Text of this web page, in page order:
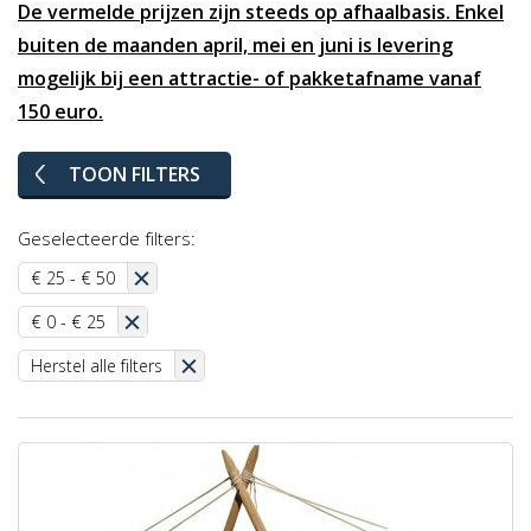
De vermelde prijzen zijn steeds op afhaalbasis. Enkel
buiten de maanden april, mei en juni is levering
mogelijk bij een attractie- of pakketafname vanaf
150 euro.
TOON FILTERS
Geselecteerde filters:
€ 25 - € 50
€ 0 - € 25
Herstel alle filters